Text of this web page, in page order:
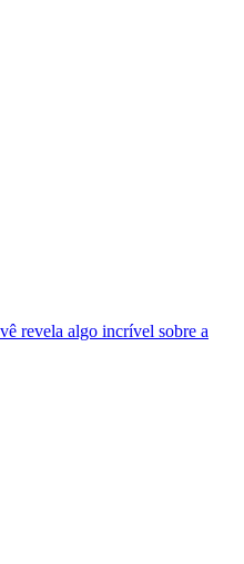
revela algo incrível sobre a